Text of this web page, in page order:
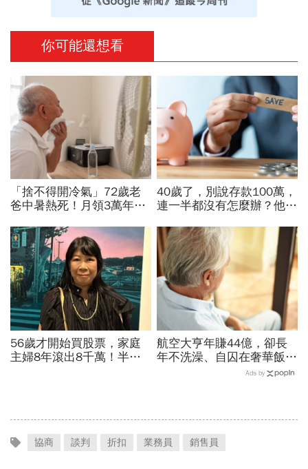
你可能還想看
「捨不得開冷氣」72歲老
爸中暑熱死！月領3萬年
窮...「3本發霉存摺」留
500萬遺產啟示
40歲了，別說存款100萬，
連一半都沒有怎麼辦？他5
存錢法」脫離月光族
56歲才開始買股票，家庭
主婦8年滾出8千萬！半年
航空大亨年賺44億，卻長
年不洗澡、自囚在奢華飯
店...當年地球上最有錢的
Ads by
協商 談判 折扣 業務員 銷售員